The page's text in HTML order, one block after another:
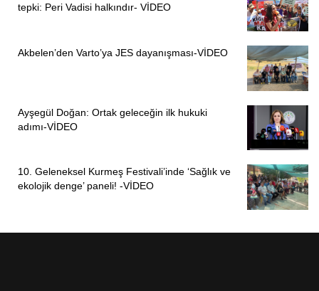
tepki: Peri Vadisi halkındır- VİDEO
Akbelen’den Varto’ya JES dayanışması-VİDEO
Ayşegül Doğan: Ortak geleceğin ilk hukuki
adımı-VİDEO
10. Geleneksel Kurmeş Festivali’inde ‘Sağlık ve
ekolojik denge’ paneli! -VİDEO